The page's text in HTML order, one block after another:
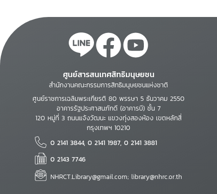
ศูนย์สารสนเทศสิทธิมนุษยชน
สำนักงานคณะกรรมการสิทธิมนุษยชนแห่งชาติ
ศูนย์ราชการเฉลิมพระเกียรติ 80 พรรษา 5 ธันวาคม 2550
อาคารรัฐประศาสนภักดี (อาคารบี) ชั้น 7
120 หมู่ที่ 3 ถนนแจ้งวัฒนะ แขวงทุ่งสองห้อง เขตหลักสี่
กรุงเทพฯ 10210
0 2141 3844, 0 2141 1987, 0 2141 3881
0 2143 7746
NHRCT.Library@gmail.com; library@nhrc.or.th